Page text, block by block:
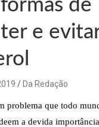
de
e
Da Redação
problema que todo
a devida